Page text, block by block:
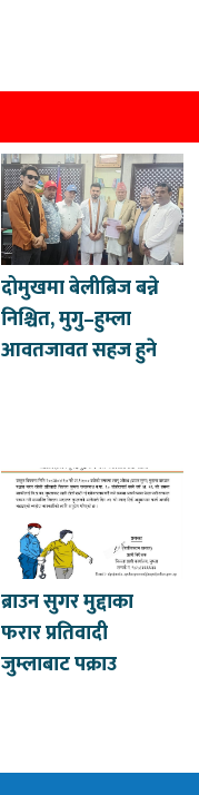
दोमुखमा बेलीब्रिज बन्ने
निश्चित, मुगु–हुम्ला
आवतजावत सहज हुने
ब्राउन सुगर मुद्दाका
फरार प्रतिवादी
जुम्लाबाट पक्राउ